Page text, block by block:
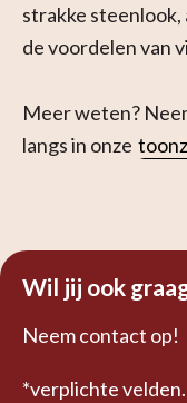
strakke steenlook,
de voordelen van
Meer weten?
langs in onze
Wil jij ook
Neem contact op!
*verplichte velden.